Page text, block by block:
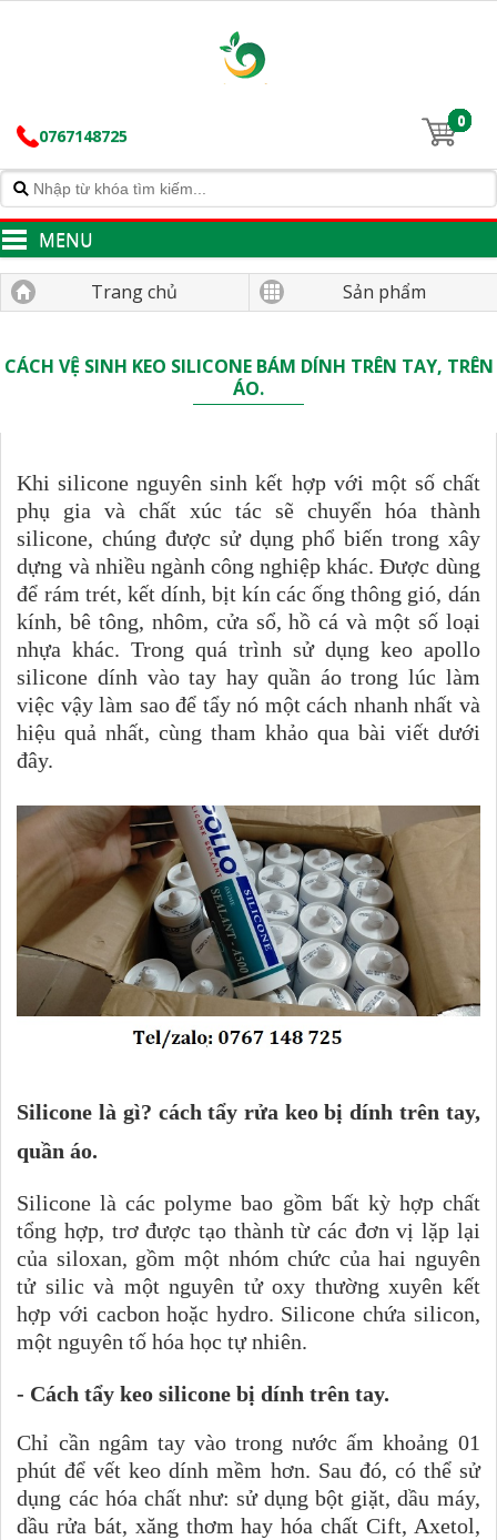
0767148725
0
MENU
Trang chủ Sản phẩm
CÁCH VỆ SINH KEO SILICONE BÁM DÍNH TRÊN TAY, TRÊN
ÁO.
Khi silicone nguyên sinh kết hợp với một số chất
phụ gia và chất xúc tác sẽ chuyển hóa thành
silicone, chúng được sử dụng phổ biến trong xây
dựng và nhiều ngành công nghiệp khác. Được dùng
để rám trét, kết dính, bịt kín các ống thông gió, dán
kính, bê tông, nhôm, cửa sổ, hồ cá và một số loại
nhựa khác. Trong quá trình sử dụng keo apollo
silicone dính vào tay hay quần áo trong lúc làm
việc vậy làm sao để tẩy nó một cách nhanh nhất và
hiệu quả nhất, cùng tham khảo qua bài viết dưới
đây.
Silicone là gì? cách tẩy rửa keo bị dính trên tay,
quần áo.
Silicone là các polyme bao gồm bất kỳ hợp chất
tổng hợp, trơ được tạo thành từ các đơn vị lặp lại
của siloxan, gồm một nhóm chức của hai nguyên
tử silic và một nguyên tử oxy thường xuyên kết
hợp với cacbon hoặc hydro. Silicone chứa silicon,
một nguyên tố hóa học tự nhiên.
- Cách tẩy keo silicone bị dính trên tay.
Chỉ cần ngâm tay vào trong nước ấm khoảng 01
phút để vết keo dính mềm hơn. Sau đó, có thể sử
dụng các hóa chất như: sử dụng bột giặt, dầu máy,
dầu rửa bát, xăng thơm hay hóa chất Cift, Axetol,